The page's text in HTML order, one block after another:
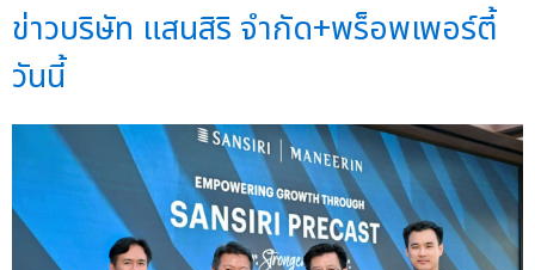
ข่าวบริษัท แสนสิริ จำกัด+พร็อพเพอร์ตี้
วันนี้